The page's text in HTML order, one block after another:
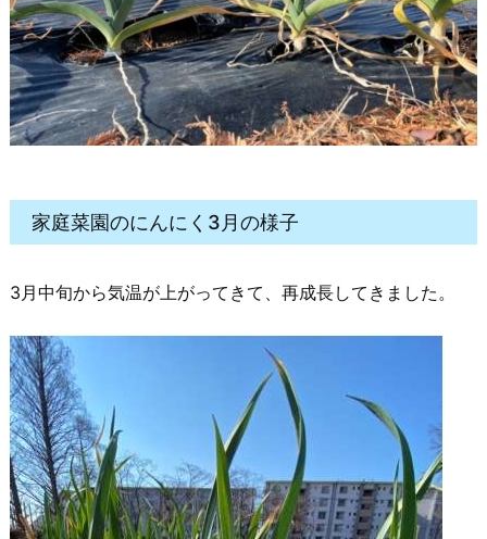
家庭菜園のにんにく3月の様子
3月中旬から気温が上がってきて、再成長してきました。